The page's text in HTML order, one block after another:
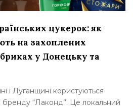
цукерок: як
на захоплених
у Донецьку та
і Луганщині користуються
бренду “Лаконд”. Це локальний